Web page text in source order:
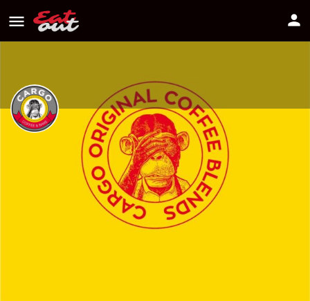
CARGO Coffee & BAKE
Μαρτίου 25 21A, Έγκωμη 2408
22270999